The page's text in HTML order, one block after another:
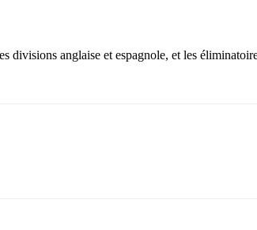
anglaise et espagnole, et les